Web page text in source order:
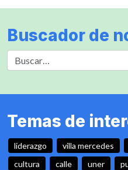
Buscador de
Temas de
liderazgo villa mercedes
cultura
calle uner